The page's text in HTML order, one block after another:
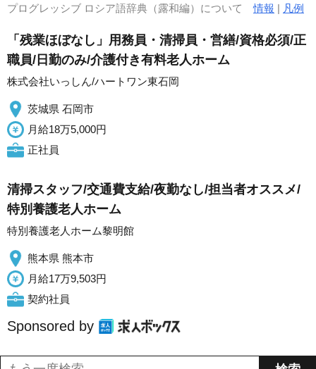
プログレッシブ ロシア語辞典（露和編）について情報 | 凡例
「残業ほぼなし」用務員・清掃員・営繕/資格必須/正
職員/日勤のみ/介護付き有料老人ホーム
株式会社いっしん/ハートワン東石岡
茨城県 石岡市
月給18万5,000円
正社員
清掃スタッフ/交通費支給/夜勤なし/担当者オススメ/
特別養護老人ホーム
特別養護老人ホーム黎明館
熊本県 熊本市
月給17万9,503円
契約社員
Sponsored by